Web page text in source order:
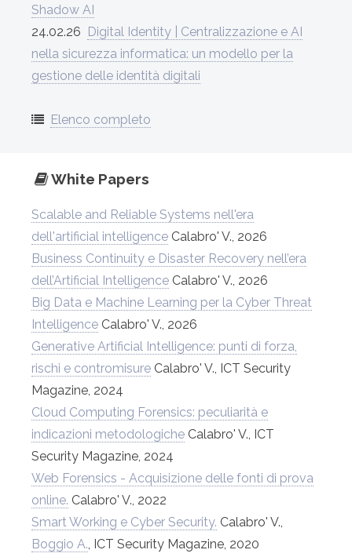
Shadow AI
24.02.26 Digital Identity | Centralizzazione e AI
nella sicurezza informatica: un modello per la
gestione delle identità digitali
Elenco completo
White Papers
Scalable and Reliable Systems nell'era
dell'artificial intelligence Calabro' V., 2026
Business Continuity e Disaster Recovery nell’era
dell’Artificial Intelligence Calabro' V., 2026
Big Data e Machine Learning per la Cyber Threat
Intelligence Calabro' V., 2026
Generative Artificial Intelligence: punti di forza,
rischi e contromisure Calabro' V., ICT Security
Magazine, 2024
Cloud Computing Forensics: peculiarità e
indicazioni metodologiche Calabro' V., ICT
Security Magazine, 2024
Web Forensics - Acquisizione delle fonti di prova
online. Calabro' V., 2022
Smart Working e Cyber Security. Calabro' V.,
Boggio A., ICT Security Magazine, 2020